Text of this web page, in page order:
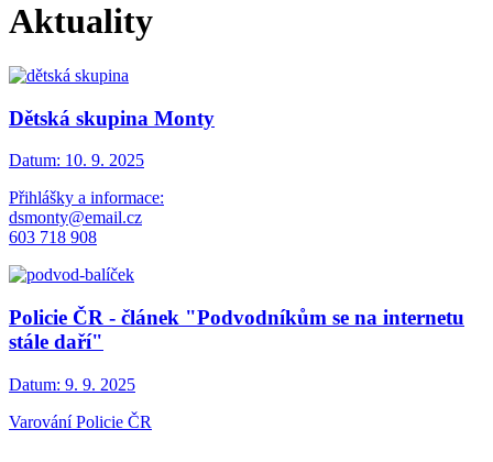
Aktuality
Dětská skupina Monty
Datum: 10. 9. 2025
Přihlášky a informace:
dsmonty@email.cz
603 718 908
Policie ČR - článek "Podvodníkům se na internetu
stále daří"
Datum: 9. 9. 2025
Varování Policie ČR